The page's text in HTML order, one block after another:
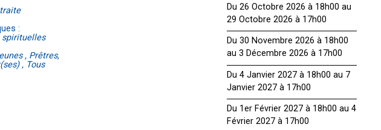
:
spirituelles
, Prêtres,
, Tous
Du 26 Octobre 2026 à 18h00 au
29 Octobre 2026 à 17h00
Du 30 Novembre 2026 à 18h00
au 3 Décembre 2026 à 17h00
Du 4 Janvier 2027 à 18h00 au 7
Janvier 2027 à 17h00
Du 1er Février 2027 à 18h00 au 4
Février 2027 à 17h00